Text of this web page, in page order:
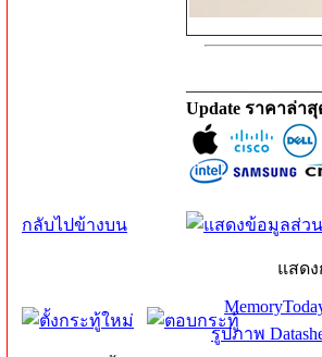
Update ราคาล่า
กลับไปข้างบน
แสด
รูปภาพ